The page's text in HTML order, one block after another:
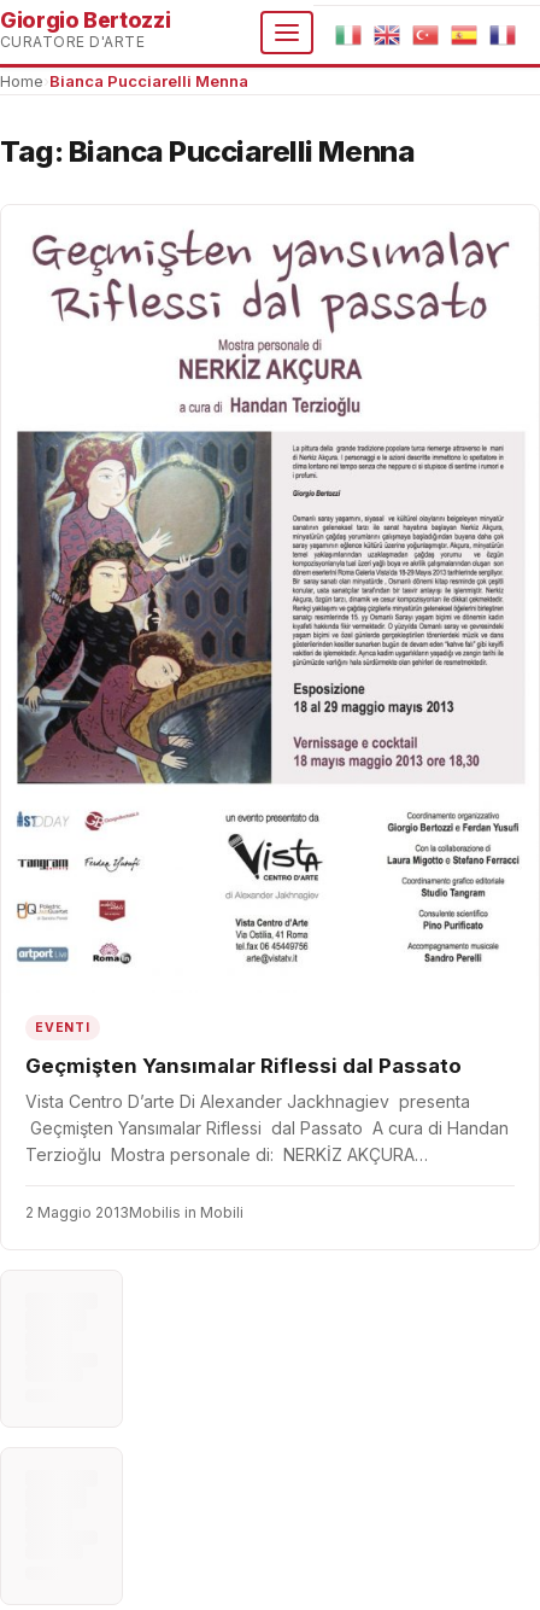
Giorgio Bertozzi
CURATORE D'ARTE
Home Bianca Pucciarelli Menna
Tag: Bianca Pucciarelli Menna
EVENTI
Geçmişten Yansımalar Riflessi dal Passato
Vista Centro D’arte Di Alexander Jackhnagiev presenta
Geçmişten Yansımalar Riflessi dal Passato A cura di Handan
Terzioğlu Mostra personale di: NERKİZ AKÇURA…
2 Maggio 2013Mobilis in Mobili